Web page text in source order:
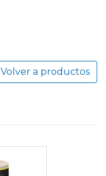
Volver a productos